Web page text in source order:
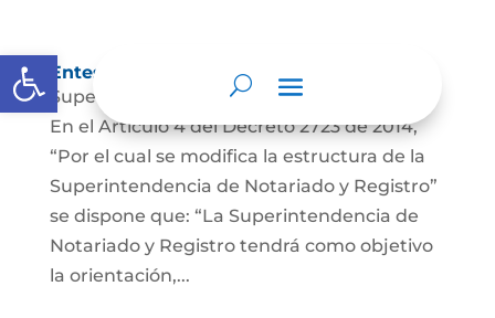
Abrir barra de herramientas
Entes y autoridades que lo vigilan
Superintendencia de Notariado y Registro
En el Artículo 4 del Decreto 2723 de 2014,
“Por el cual se modifica la estructura de la
Superintendencia de Notariado y Registro”
se dispone que: “La Superintendencia de
Notariado y Registro tendrá como objetivo
la orientación,...